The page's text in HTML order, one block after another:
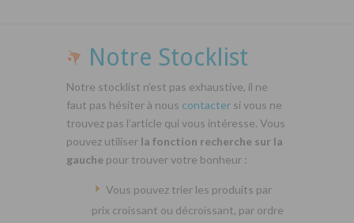
Notre Stocklist
Notre stocklist n’est pas exhaustive, il ne
faut pas hésiter à nous contacter si vous ne
trouvez pas l’article qui vous intéresse. Vous
pouvez utiliser la fonction recherche sur la
gauche pour trouver votre bonheur :
Vous pouvez trier les produits par
prix croissant ou décroissant, par ordre